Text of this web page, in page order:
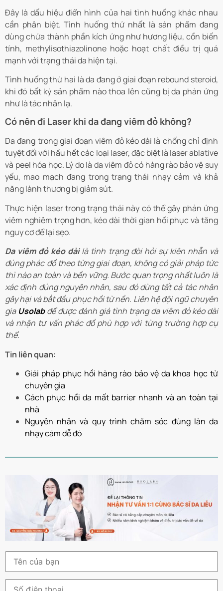
Đây là dấu hiệu điển hình của hai tình huống khác nhau
cần phân biệt. Tình huống thứ nhất là sản phẩm đang
dùng chứa thành phần kích ứng như hương liệu, cồn biến
tính, methylisothiazolinone hoặc hoạt chất điều trị quá
mạnh với trạng thái da hiện tại.
Tình huống thứ hai là da đang ở giai đoạn rebound steroid,
khi đó bất kỳ sản phẩm nào thoa lên cũng bị da phản ứng
như là tác nhân lạ.
Có nên đi Laser khi da đang viêm đỏ không?
Da đang trong giai đoạn viêm đỏ kéo dài là chống chỉ định
tuyệt đối với hầu hết các loại laser, đặc biệt là laser ablative
và peel hóa học. Lý do là da viêm đỏ có hàng rào bảo vệ suy
yếu, mao mạch đang trong trạng thái nhạy cảm và khả
năng lành thương bị giảm sút.
Thực hiện laser trong trạng thái này có thể gây phản ứng
viêm nghiêm trọng hơn, kéo dài thời gian hồi phục và tăng
nguy cơ để lại sẹo.
Da viêm đỏ kéo dàilà tình trạng đòi hỏi sự kiên nhẫn và
đúng phác đồ theo từng giai đoạn, không có giải pháp tức
thì nào an toàn và bền vững. Bước quan trọng nhất luôn là
xác định đúng nguyên nhân, sau đó dừng tất cả tác nhân
gây hại và bắt đầu phục hồi từ nền. Liên hệ đội ngũ chuyên
gia Usolab để được đánh giá tình trạng da viêm đỏ kéo dài
và nhận tư vấn phác đồ phù hợp với từng trường hợp cụ
thể.
Tin liên quan:
Giải pháp phục hồi hàng rào bảo vệ da khoa học từ
chuyên gia
Cách phục hồi da mất barrier nhanh và an toàn tại
nhà
Nguyên nhân và quy trình chăm sóc đúng làn da
nhạy cảm dễ đỏ